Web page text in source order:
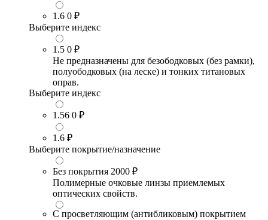
1.6 0 ₽
Выберите индекс
1.5 0 ₽
Не предназначены для безободковых (без рамки),
полуободковых (на леске) и тонких титановых
оправ.
Выберите индекс
1.56 0 ₽
1.6 ₽
Выберите покрытие/назначение
Без покрытия 2000 ₽
Полимерные очковые линзы приемлемых
оптических свойств.
С просветляющим (антибликовым) покрытием